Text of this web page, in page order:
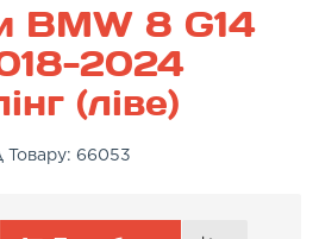
BMW 8 G14
2024
(ліве)
Товару: 66053